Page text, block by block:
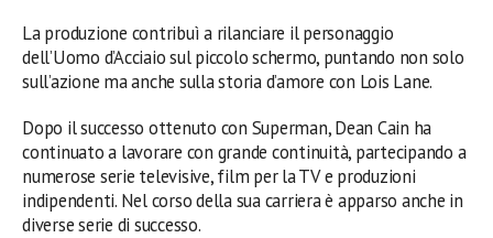
La produzione contribuì a rilanciare il personaggio
dell’Uomo d’Acciaio sul piccolo schermo, puntando non solo
sull’azione ma anche sulla storia d’amore con Lois Lane.
Dopo il successo ottenuto con Superman, Dean Cain ha
continuato a lavorare con grande continuità, partecipando a
numerose serie televisive, film per la TV e produzioni
indipendenti. Nel corso della sua carriera è apparso anche in
diverse serie di successo.